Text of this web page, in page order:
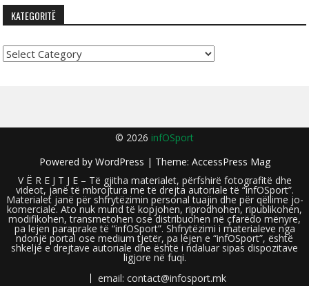
KATEGORITË
Kategoritë
© 2026 infOSport
Powered by WordPress | Theme: AccessPress Mag
V Ë R E J T J E – Të gjitha materialet, përfshirë fotografitë dhe
videot, janë të mbrojtura me të drejta autoriale të “infOSport”.
Materialet janë për shfrytëzimin personal tuajin dhe për qëllime jo-
komerciale. Ato nuk mund të kopjohen, riprodhohen, ripublikohen,
modifikohen, transmetohen ose distribuohen në çfarëdo mënyre,
pa lejen paraprake të “infOSport”. Shfrytëzimi i materialeve nga
ndonjë portal ose medium tjetër, pa lejen e “infOSport”, është
shkelje e drejtave autoriale dhe është i ndaluar sipas dispozitave
ligjore në fuqi.
email: contact@infosport.mk